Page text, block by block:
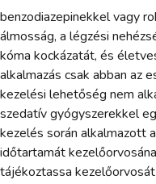
benzodiazepinekkel vagy
álmosság, a légzési
kóma kockázatát, és
alkalmazás csak abban az
kezelési lehetőség nem
szedatív gyógyszerekkel
kezelés során alkalmazott
időtartamát
tájékoztassa